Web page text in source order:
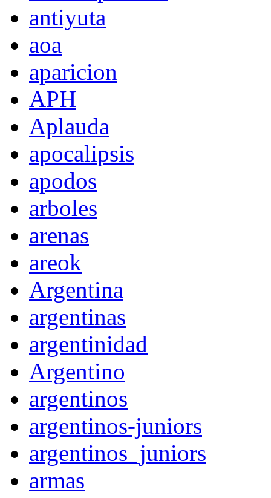
antiyuta
aoa
aparicion
APH
Aplauda
apocalipsis
apodos
arboles
arenas
areok
Argentina
argentinas
argentinidad
Argentino
argentinos
argentinos-juniors
argentinos_juniors
armas